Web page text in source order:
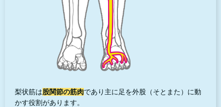
梨状筋は股関節の筋肉であり主に足を外股（そとまた）に動
かす役割があります。